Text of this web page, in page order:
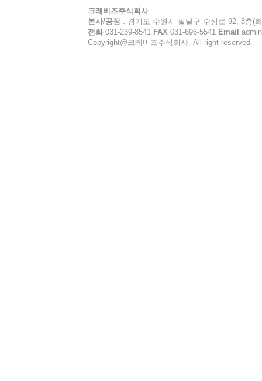
크레비즈주식회사
본사/공장 : 경기도 수원시 팔달구 수성로 92, 8층(
전화 031-239-8541 FAX 031-696-5541 Email
Copyright@크레비즈주식회사. All right reserved.